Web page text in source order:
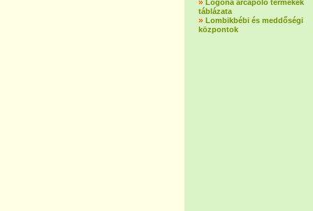
» Logona arcápoló termékek
táblázata
» Lombikbébi és meddőségi
központok